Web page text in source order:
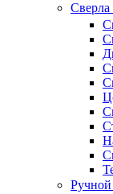
Сверла